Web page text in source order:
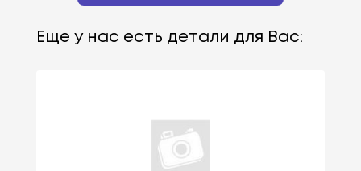
Еще у нас есть детали для Вас: